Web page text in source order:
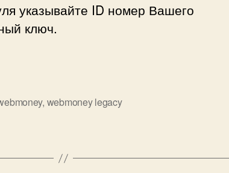
указывайте ID номер Вашего
ключ.
, webmoney legacy